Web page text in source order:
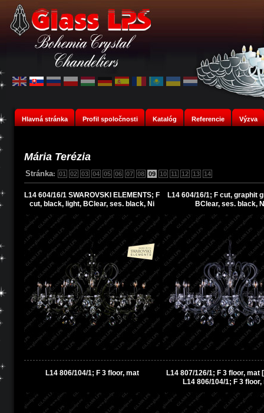
Hlavná stránka Profil spoločnosti Katalóg Referencie Výzva
Mária Terézia
Stránka: 01 02 03 04 05 06 07 08 09 10 11 12 13 14
L14 604/16/1 SWAROVSKI ELEMENTS; F
cut, black, light, BClear, ses. black, Ni
L14 604/16/1; F cut, graphit
BClear, ses. black,
L14 806/104/1; F 3 floor, mat
L14 807/126/1; F 3 floor, mat
L14 806/104/1; F 3 floor,